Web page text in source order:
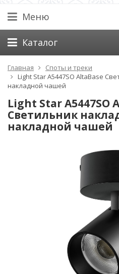
Меню
Каталог
Главная
Споты и треки
Light Star A5447SO AltaBase
накладной чашей
Light Star A5447SO
Светильник
накладной чашей